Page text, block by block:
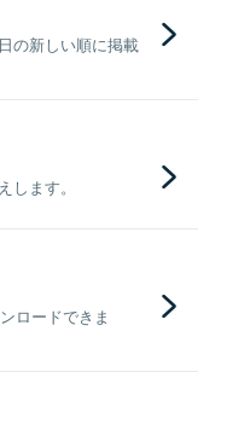
の新しい順に掲載
ます。
ロードできま